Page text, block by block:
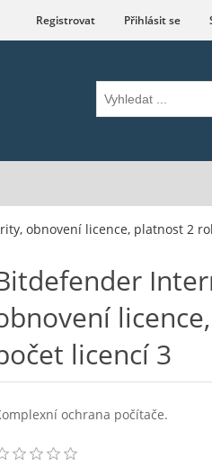
Registrovat Přihlásit se
obnovení licence, platnost 2
licencí 3
ochrana počítače.